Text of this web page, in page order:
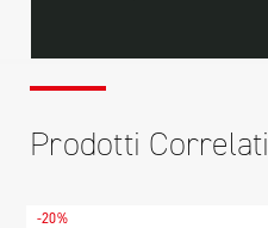
Prodotti Correlati
-20%